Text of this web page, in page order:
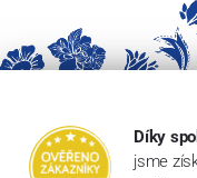
Díky
jsme